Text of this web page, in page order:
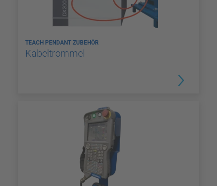
TEACH PENDANT ZUBEHÖR
Kabeltrommel